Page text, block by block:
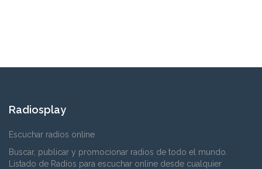
Radiosplay
Escuchar radios online
Buscar, publicar y promocionar radios de todo el mundo.
Listado de Radios para escuchar online desde cualquier